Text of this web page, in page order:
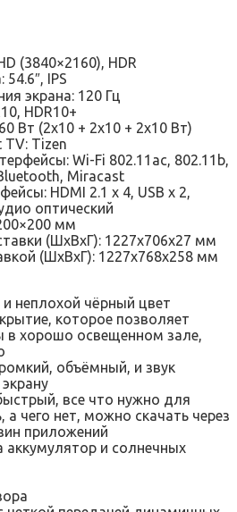
(3840×2160), HDR
IPS
экрана: 120 Гц
HDR10+
Вт (2х10 + 2х10 + 2х10 Вт)
Tizen
Wi-Fi 802.11ac, 802.11b,
Miracast
HDMI 2.1 x 4, USB x 2,
оптический
мм
(ШxВxГ): 1227x706x27 мм
(ШxВxГ): 1227x768x258 мм
неплохой чёрный цвет
которое позволяет
в хорошо освещенном зале,
объёмный, и звук
все что нужно для
а чего нет, можно скачать через
приложений
аккумулятор и солнечных